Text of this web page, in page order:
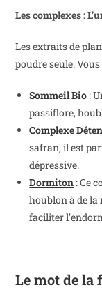
Les complexes :
Les extraits de
poudre seule.
Sommeil Bio :
passiflore,
Complexe
safran, il est
dépressive.
Dormiton : Ce
houblon à de la
faciliter
Le mot de la